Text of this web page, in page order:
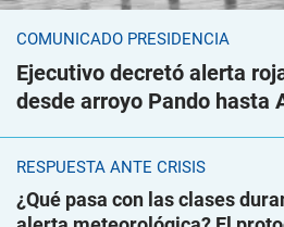
COMUNICADO PRESIDENCIA
Ejecutivo decretó alerta
desde arroyo Pando hasta
RESPUESTA ANTE CRISIS
¿Qué pasa con las clases